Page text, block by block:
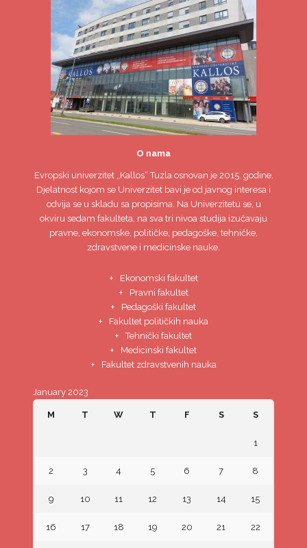
O nama
Evropski univerzitet„Kallos“ Tuzla osnovan je 2015. godine.
Djelatnost kojom se Univerzitet bavi je od javnog interesa i
odvija se u skladu sa propisima. Na Univerzitetu se, u
okviru sedam fakulteta, na sva tri nivoa studija izučavaju
pravne, ekonomske, političke, pedagoške, tehničke,
zdravstvene i medicinske nauke.
Ekonomski fakultet
Pravni fakultet
Pedagoški fakultet
Fakultet političkih nauka
Tehnički fakultet
Medicinski fakultet
Fakultet zdravstvenih nauka
January 2023
M T W T F S S
1
2 3 4 5 6 7 8
9 10 11 12 13 14 15
16 17 18 19 20 21 22